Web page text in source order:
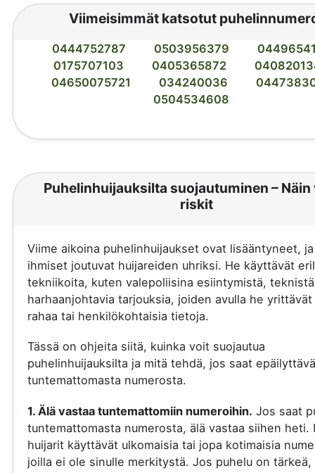
Viimeisimmät katsotut
0444752787 0503956379
0175707103
0405365872
04650075721
034240036
0504534608
Puhelinhuijauksilta suojautuminen – Näin
riskit
Viime aikoina puhelinhuijaukset ovat lisääntyneet,
ihmiset joutuvat huijareiden uhriksi. He käyttävät
tekniikoita, kuten valepoliisina esiintymistä,
harhaanjohtavia tarjouksia, joiden avulla he yrittävät
rahaa tai henkilökohtaisia tietoja.
Tässä on ohjeita siitä, kuinka voit suojautua
puhelinhuijauksilta ja mitä tehdä, jos saat
tuntemattomasta numerosta.
1. Älä vastaa tuntemattomiin numeroihin. Jos saat
tuntemattomasta numerosta, älä vastaa siihen heti.
huijarit käyttävät ulkomaisia tai jopa kotimaisia
joilla ei ole sinulle merkitystä. Jos puhelu on